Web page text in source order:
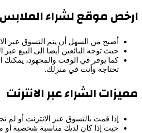
ارخص موقع لشراء الملابس
أصبح من السهل أن يتم التسوق عبر
حيث توجه البائعين أيضا الى البيع عبر
كما يوفر في الوقت والمجهود،
تحتاجه وأنت في منزلك.
مميزات الشراء عبر الانترنت
إذا قمت بالتسوق عبر الانترنت أو
حيث إذا كان لديك مناسبة شخصية أو